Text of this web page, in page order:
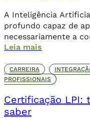
A Inteligência
profundo capaz de
necessariamente a
direta.
Leia mais
CARREIRA
PROFISSIONAIS
Certificação LPI:
saber